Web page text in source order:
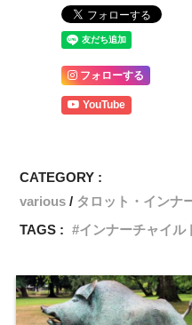
フォローする
YouTube
CATEGORY :
various
タロット・インナ
TAGS :
インナーチャイル